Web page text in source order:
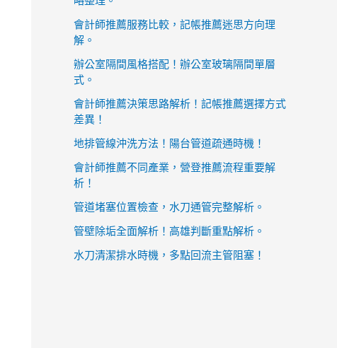
會計師推薦服務比較，記帳推薦迷思方向理
解。
辦公室隔間風格搭配！辦公室玻璃隔間單層
式。
會計師推薦決策思路解析！記帳推薦選擇方式
差異！
地排管線沖洗方法！陽台管道疏通時機！
會計師推薦不同產業，營登推薦流程重要解
析！
管道堵塞位置檢查，水刀通管完整解析。
管壁除垢全面解析！高雄判斷重點解析。
水刀清潔排水時機，多點回流主管阻塞！